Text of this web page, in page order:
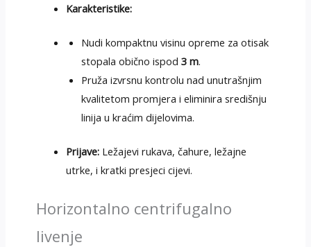
Karakteristike:
Nudi kompaktnu visinu opreme za otisak
stopala obično ispod3 m.
Pruža izvrsnu kontrolu nad unutrašnjim
kvalitetom promjera i eliminira središnju
linija u kraćim dijelovima.
Prijave: Ležajevi rukava, čahure, ležajne
utrke, i kratki presjeci cijevi.
Horizontalno centrifugalno
livenje